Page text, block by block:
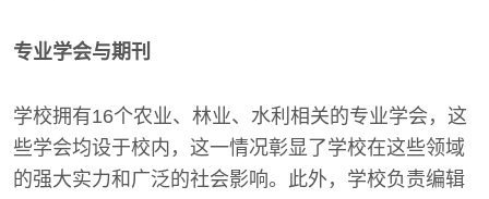
专业学会与期刊
学校拥有16个农业、林业、水利相关的专业学会，这
些学会均设于校内，这一情况彰显了学校在这些领域
的强大实力和广泛的社会影响。此外，学校负责编辑